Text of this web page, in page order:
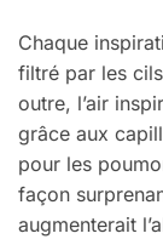
Chaque
filtré par les
outre, l’air
grâce aux
pour les
façon
augmenterait